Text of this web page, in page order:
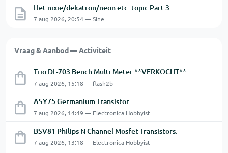
Het nixie/dekatron/neon etc. topic Part 3
7 aug 2026, 20:54 — Sine
Vraag & Aanbod — Activiteit
Trio DL-703 Bench Multi Meter **VERKOCHT**
7 aug 2026, 15:18 — flash2b
ASY75 Germanium Transistor.
7 aug 2026, 14:49 — Electronica Hobbyist
BSV81 Philips N Channel Mosfet Transistors.
7 aug 2026, 13:18 — Electronica Hobbyist